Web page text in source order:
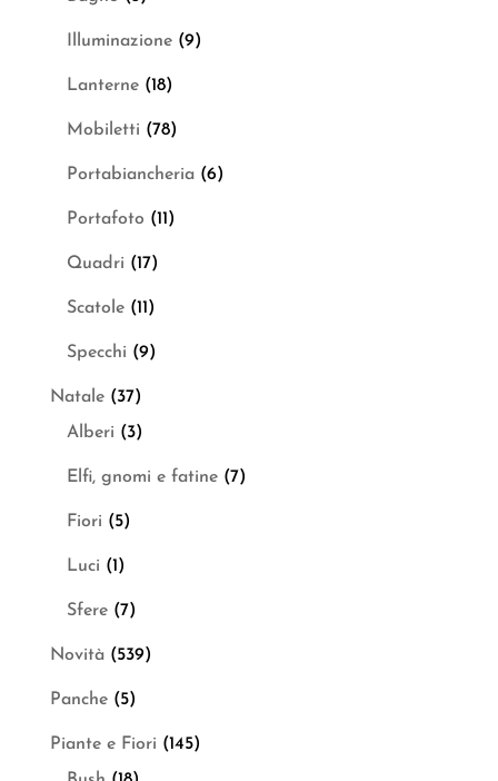
Illuminazione (9)
Lanterne (18)
Mobiletti (78)
Portabiancheria (6)
Portafoto (11)
Quadri (17)
Scatole (11)
Specchi (9)
Natale (37)
Alberi (3)
Elfi, gnomi e fatine (7)
Fiori (5)
Luci (1)
Sfere (7)
Novità (539)
Panche (5)
Piante e Fiori (145)